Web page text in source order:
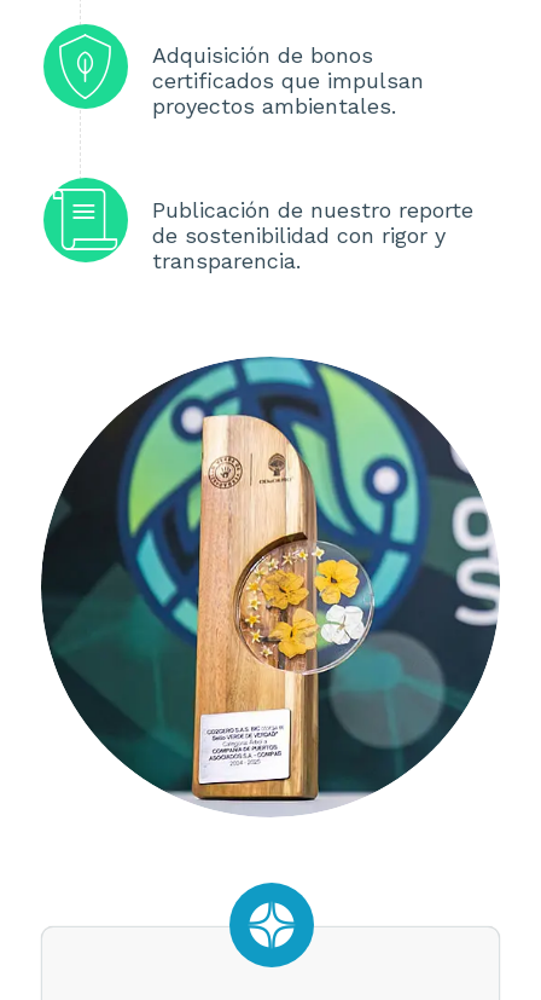
Adquisición de bonos
certificados que impulsan
proyectos ambientales.
Publicación de nuestro reporte
de sostenibilidad con rigor y
transparencia.